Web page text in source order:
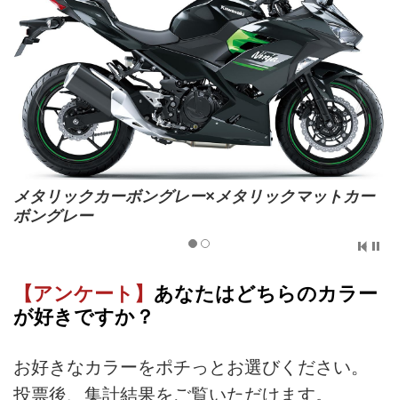
メタリックカーボングレー×メタリックマットカー
ボングレー
【アンケート】 あなたはどちらのカラー
が好きですか？
お好きなカラーをポチっとお選びください。
投票後、集計結果をご覧いただけます。